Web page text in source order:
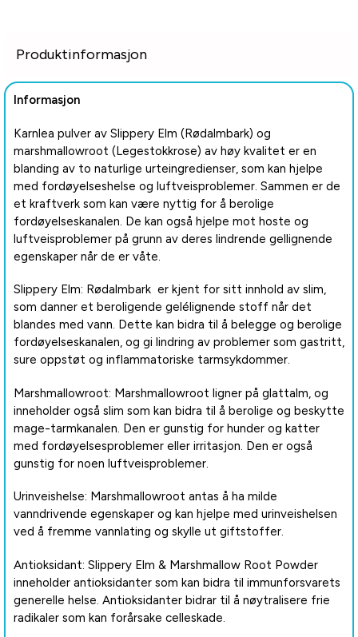
Produktinformasjon
Informasjon
Karnlea pulver av Slippery Elm (Rødalmbark) og
marshmallowroot (Legestokkrose) av høy kvalitet er en
blanding av to naturlige urteingredienser, som kan hjelpe
med fordøyelseshelse og luftveisproblemer. Sammen er de
et kraftverk som kan være nyttig for å berolige
fordøyelseskanalen. De kan også hjelpe mot hoste og
luftveisproblemer på grunn av deres lindrende gellignende
egenskaper når de er våte.
Slippery Elm: Rødalmbark er kjent for sitt innhold av slim,
som danner et beroligende gelélignende stoff når det
blandes med vann. Dette kan bidra til å belegge og berolige
fordøyelseskanalen, og gi lindring av problemer som gastritt,
sure oppstøt og inflammatoriske tarmsykdommer.
Marshmallowroot: Marshmallowroot ligner på glattalm, og
inneholder også slim som kan bidra til å berolige og beskytte
mage-tarmkanalen. Den er gunstig for hunder og katter
med fordøyelsesproblemer eller irritasjon. Den er også
gunstig for noen luftveisproblemer.
Urinveishelse: Marshmallowroot antas å ha milde
vanndrivende egenskaper og kan hjelpe med urinveishelsen
ved å fremme vannlating og skylle ut giftstoffer.
Antioksidant: Slippery Elm & Marshmallow Root Powder
inneholder antioksidanter som kan bidra til immunforsvarets
generelle helse. Antioksidanter bidrar til å nøytralisere frie
radikaler som kan forårsake celleskade.